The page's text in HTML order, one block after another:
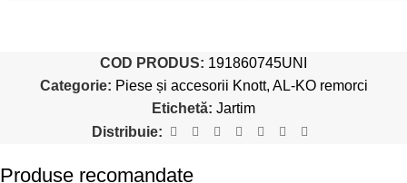
COD PRODUS: 191860745UNI
Categorie: Piese și accesorii Knott, AL-KO remorci
Etichetă: Jartim
Distribuie:
Produse recomandate